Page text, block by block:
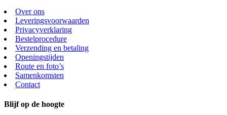
Over ons
Leveringsvoorwaarden
Privacyverklaring
Bestelprocedure
Verzending en betaling
Openingstijden
Route en foto’s
Samenkomsten
Contact
Blijf op de hoogte